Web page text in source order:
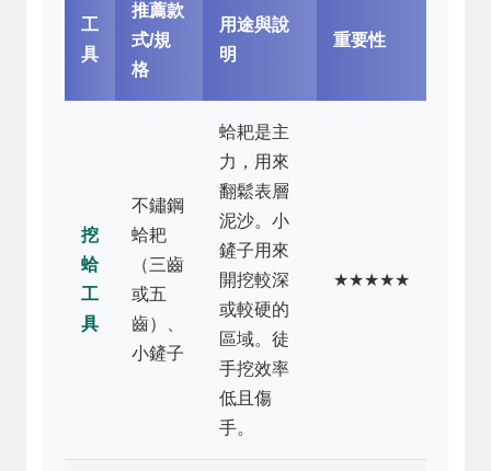
工
具
推薦款
式/規
格
用途與說
明
重要性
挖
蛤
工
具
不鏽鋼
蛤耙
（三齒
或五
齒）、
小鏟子
蛤耙是主
力，用來
翻鬆表層
泥沙。小
鏟子用來
開挖較深
或較硬的
區域。徒
手挖效率
低且傷
手。
★★★★★